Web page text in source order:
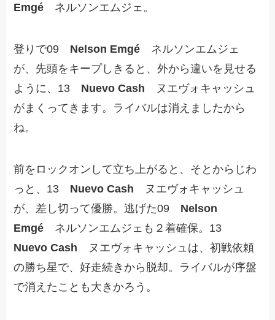
Emgé ネルソンエムジェ。
登りで09 Nelson Emgé ネルソンエムジェ
が、先頭をキープしきると、外から違いを見せる
ように、13 Nuevo Cash ヌエヴォキャッシュ
がまくってきます。ライバルは消えましたから
ね。
前をロックオンして立ち上がると、そとからじわ
っと、13 Nuevo Cash ヌエヴォキャッシュ
が、差し切って優勝。逃げた09 Nelson
Emgé ネルソンエムジェも２着確保。13
Nuevo Cash ヌエヴォキャッシュは、初戦依頼
の勝ち星で、好走続きから脱却。ライバルが序盤
で消えたことも大きかろう。